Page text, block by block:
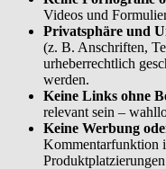
Videos und
Privatsphäre und
(z. B. Anschriften,
urheberrechtlich
werden.
Keine Links ohne
relevant sein –
Keine Werbung
Kommentarfunktion